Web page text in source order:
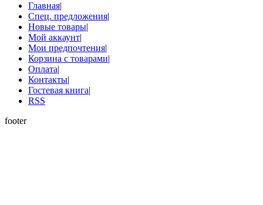
Главная|
Спец. предложения|
Новые товары|
Мой аккаунт|
Мои предпочтения|
Корзина с товарами|
Оплата|
Контакты|
Гостевая книга|
RSS
footer